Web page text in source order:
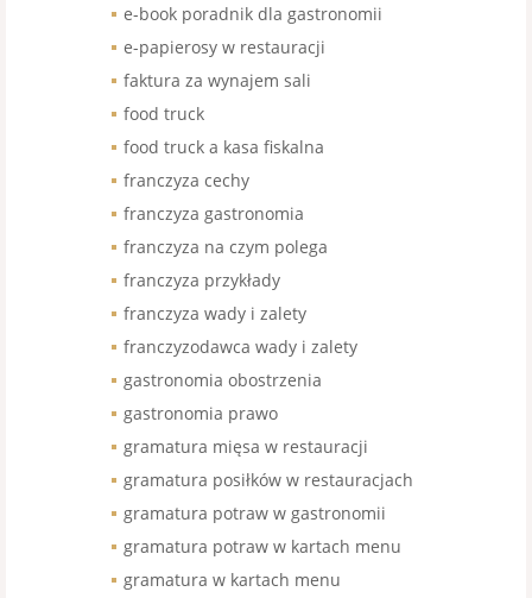
e-book poradnik dla gastronomii
e-papierosy w restauracji
faktura za wynajem sali
food truck
food truck a kasa fiskalna
franczyza cechy
franczyza gastronomia
franczyza na czym polega
franczyza przykłady
franczyza wady i zalety
franczyzodawca wady i zalety
gastronomia obostrzenia
gastronomia prawo
gramatura mięsa w restauracji
gramatura posiłków w restauracjach
gramatura potraw w gastronomii
gramatura potraw w kartach menu
gramatura w kartach menu